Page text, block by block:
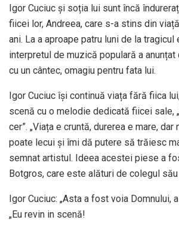
Igor Cuciuc și soția lui sunt încă
fiicei lor, Andreea, care s-a stins din
ani. La a aproape patru luni de la tragicul
interpretul de muzică populară a
cu un cântec, omagiu pentru fata lui.
Igor Cuciuc își continuă viața fără fiica
scenă cu o melodie dedicată fiicei sale,
cer”. „Viața e cruntă, durerea e mare, dar
poate lecui și îmi dă putere să trăiesc
semnat artistul. Ideea acestei piese a
Botgros, care este alături de colegul
Igor Cuciuc: „Asta a fost voia Domnului,
„Eu revin in scenă!